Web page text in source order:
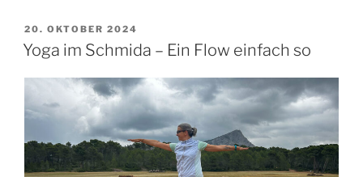
VERÖFFENTLICHT
AM
20. OKTOBER 2024
Yoga im Schmida – Ein Flow einfach so